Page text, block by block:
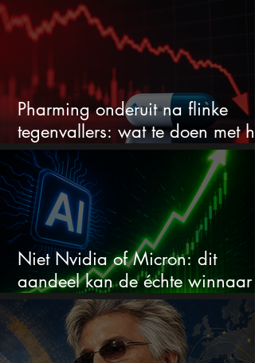
Pharming onderuit na flinke
tegenvallers: wat te doen met
aandeel?
Niet Nvidia of Micron: dit
aandeel kan de échte winnaar
van de AI-race worden